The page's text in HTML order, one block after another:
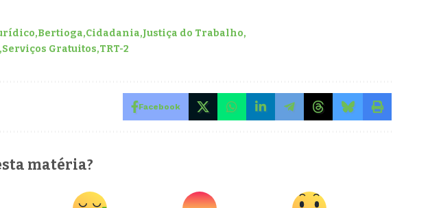
Bertioga Cidadania Justiça do Trabalho
Serviços Gratuitos TRT-2
Facebook
matéria?